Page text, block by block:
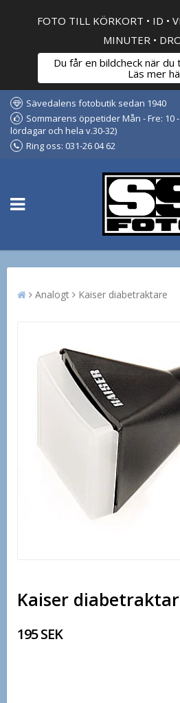
FOTO TILL KÖRKORT • ID •
MINUTER •
Du får en bildcheck när
Läs mer
Sävedalens fotobutik sedan 1940
Sommarens öppetider Mån - Fre: 10
lördagar och hela v.30-32)
Ring oss: 031-26 04 62
Analogt Kaiser diabetraktare
Kaiser
195 SEK